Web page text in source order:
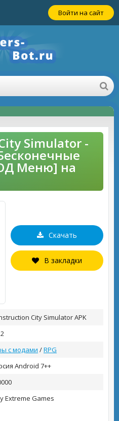
Войти на сайт
Simulator -
Меню] на
Скачать
В закладки
City Simulator APK
с модами /RPG
Android 7++
Extreme Games